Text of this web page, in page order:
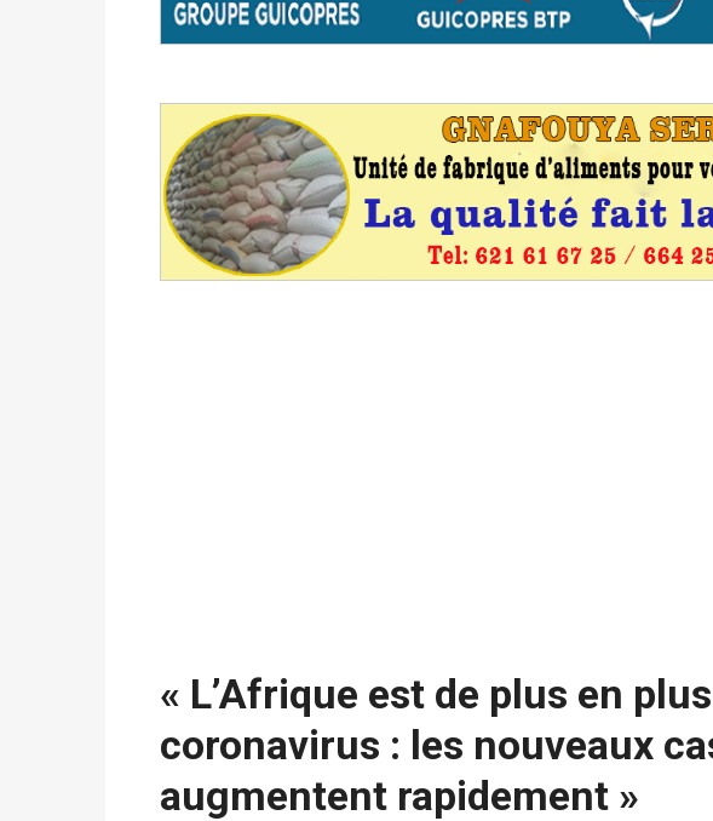
formation
des votes) avant le 16 mai à 16h
Politique-Double scrutin du 31 mai : retrait des cartes d’électeurs
du 16 au 31 mai 2026
Politique-Délégués de bureaux de vote : vos informations à
« L’Afrique est de plus en
coronavirus : les nouveaux
augmentent rapidement »